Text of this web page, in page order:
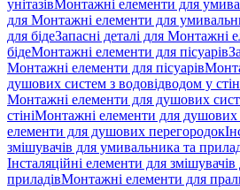
унітазівМонтажні елементи для
для Монтажні елементи для
для бідеЗапасні деталі для Монтажні
бідеМонтажні елементи для пісуарів
Монтажні елементи для пісуарів
душових систем з водовідводом у
Монтажні елементи для душових
стініМонтажні елементи для душових
елементи для душових перегородок
змішувачів для умивальника та
Інсталяційні елементи для
приладівМонтажні елементи для